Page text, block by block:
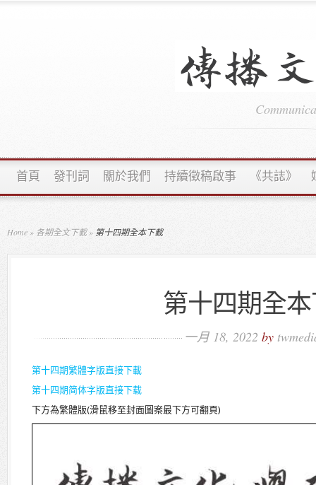
首頁 發刊詞 關於我們 持續徵稿啟事 《共誌》
Home » 各期全文下載 » 第十四期全本下載
第十四期全
一月 18, 2022 by
第十四期繁體字版直接下載
第十四期简体字版直接下载
下方為繁體版(滑鼠移至封面圖案最下方可翻頁)